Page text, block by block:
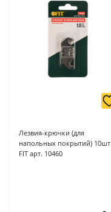
Лезвия-крючки (для
напольных покрытий) 10шт
FIT арт. 10460